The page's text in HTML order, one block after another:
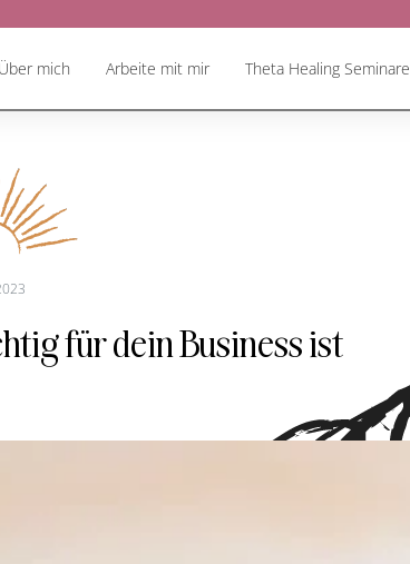
Über mich Arbeite mit mir Theta Healing Seminare
für dein Business ist